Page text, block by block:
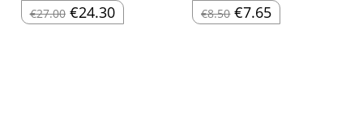
€27.00 Original
price
€24.30Η
τρέχουσα €8.50 Original
price
€7.65 Η
τρέχουσα